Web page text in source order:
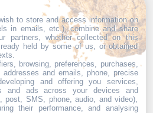
route de
Comte-
Périgny-
Yerres
to store and access information on
in emails, etc.), combine and share
partners, whether collected on this
held by some of us, or obtained
browsing, preferences, purchases,
and emails, phone, precise
and offering you services,
and ads across your devices and
post, SMS, phone, audio, and video),
their performance, and analysing